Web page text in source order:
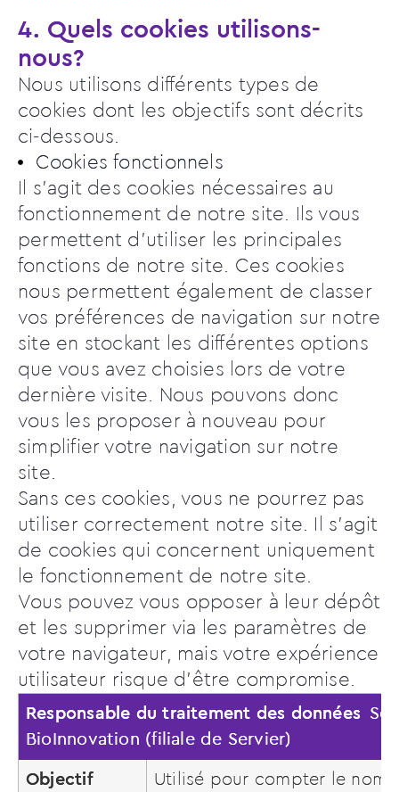
4. Quels cookies utilisons-
nous?
Nous utilisons différents types de
cookies dont les objectifs sont décrits
ci-dessous.
Cookies fonctionnels
Il s’agit des cookies nécessaires au
fonctionnement de notre site. Ils vous
permettent d’utiliser les principales
fonctions de notre site. Ces cookies
nous permettent également de classer
vos préférences de navigation sur notre
site en stockant les différentes options
que vous avez choisies lors de votre
dernière visite. Nous pouvons donc
vous les proposer à nouveau pour
simplifier votre navigation sur notre
site.
Sans ces cookies, vous ne pourrez pas
utiliser correctement notre site. Il s’agit
de cookies qui concernent uniquement
le fonctionnement de notre site.
Vous pouvez vous opposer à leur dépôt
et les supprimer via les paramètres de
votre navigateur, mais votre expérience
utilisateur risque d’être compromise.
Responsable du traitement des données
BioInnovation (filiale de Servier)
Objectif Utilisé pour compter le